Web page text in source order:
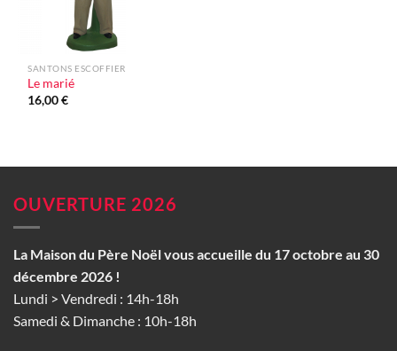
SANTONS ESCOFFIER
Le marié
16,00€
OUVERTURE 2026
La Maison du Père Noël vous accueille du 17 octobre au 30
décembre 2026 !
Lundi > Vendredi : 14h-18h
Samedi & Dimanche : 10h-18h